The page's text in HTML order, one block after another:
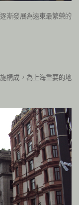
漸發展為遠東最繁榮的
構成，為上海重要的地